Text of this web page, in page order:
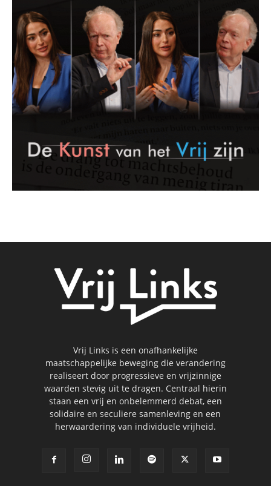
Vrij Links is een onafhankelijke
maatschappelijke beweging die verandering
realiseert door progressieve en vrijzinnige
waarden stevig uit te dragen. Centraal hierin
staan een vrij en onbelemmerd debat, een
solidaire en seculiere samenleving en een
herwaardering van individuele vrijheid.